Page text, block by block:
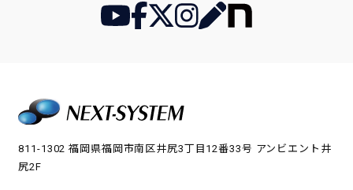
811-1302 福岡県福岡市南区井尻3丁目12番33号 アンビエント井
尻2F